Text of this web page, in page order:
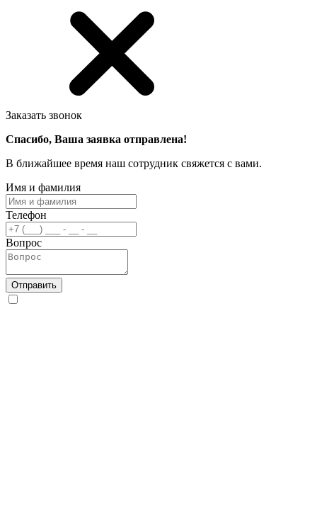
Заказать звонок
Спасибо, Ваша заявка отправлена!
В ближайшее время наш сотрудник свяжется с вами.
Имя и фамилия
Телефон
Вопрос
Отправить